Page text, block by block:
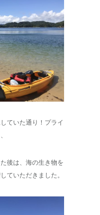
ていた通り！プライ
後は、海の生き物を
ていただきました。